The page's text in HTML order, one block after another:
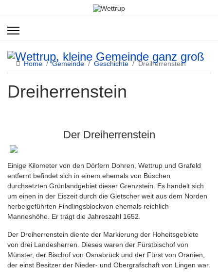
Home Gemeinde Geschichte Dreiherrenstein
Dreiherrenstein
Der Dreiherrenstein
Einige Kilometer von den Dörfern Dohren, Wettrup und Grafeld
entfernt befindet sich in einem ehemals von Büschen
durchsetzten Grünlandgebiet dieser Grenzstein. Es handelt sich
um einen in der Eiszeit durch die Gletscher weit aus dem Norden
herbeigeführten Findlingsblockvon ehemals reichlich
Manneshöhe. Er trägt die Jahreszahl 1652.
Der Dreiherrenstein diente der Markierung der Hoheitsgebiete
von drei Landesherren. Dieses waren der Fürstbischof von
Münster, der Bischof von Osnabrück und der Fürst von Oranien,
der einst Besitzer der Nieder- und Obergrafschaft von Lingen war.